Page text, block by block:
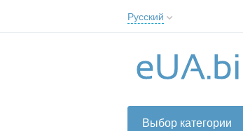
Русский
Українська
Выбор категории